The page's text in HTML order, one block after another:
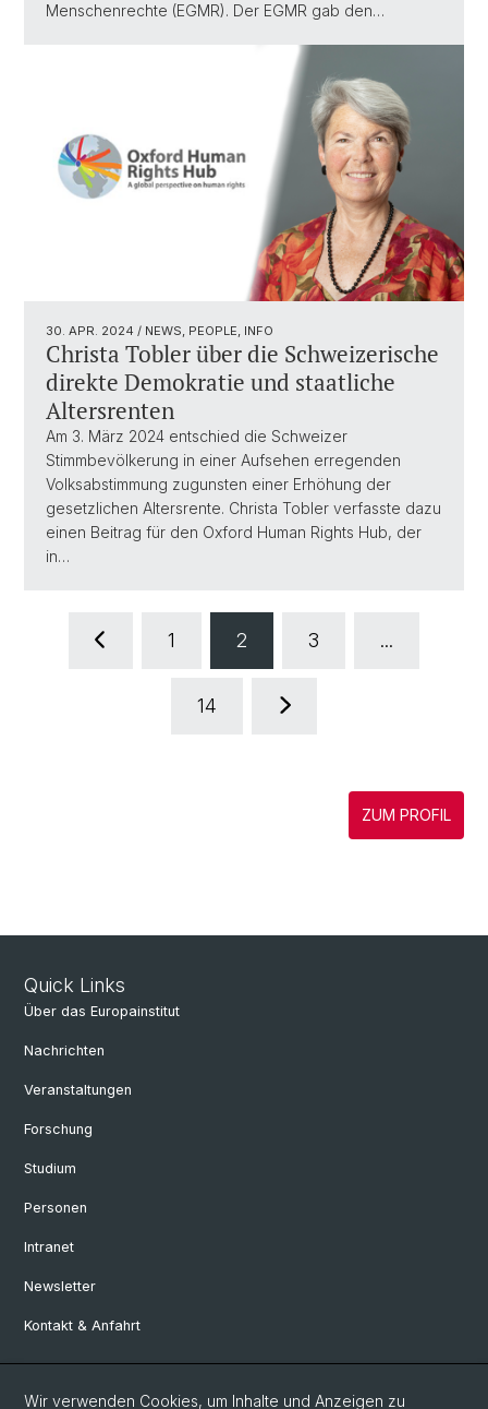
Menschenrechte (EGMR). Der EGMR gab den…
30. APR. 2024 / NEWS, PEOPLE, INFO
Christa Tobler über die Schweizerische
direkte Demokratie und staatliche
Altersrenten
Am 3. März 2024 entschied die Schweizer
Stimmbevölkerung in einer Aufsehen erregenden
Volksabstimmung zugunsten einer Erhöhung der
gesetzlichen Altersrente. Christa Tobler verfasste dazu
einen Beitrag für den Oxford Human Rights Hub, der
in…
1 2 3 ...
14
ZUM PROFIL
Quick Links
Über das Europainstitut
Nachrichten
Veranstaltungen
Forschung
Studium
Personen
Intranet
Newsletter
Kontakt & Anfahrt
Social Media
Wir verwenden Cookies, um Inhalte und Anzeigen zu